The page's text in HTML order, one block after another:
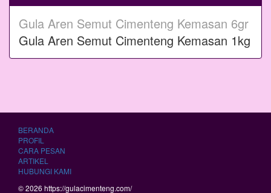
Gula Aren Semut Cimenteng Kemasan 6gr
Gula Aren Semut Cimenteng Kemasan 1kg
BERANDA
PROFIL
CARA PESAN
ARTIKEL
HUBUNGI KAMI
© 2026 https://gulacimenteng.com/